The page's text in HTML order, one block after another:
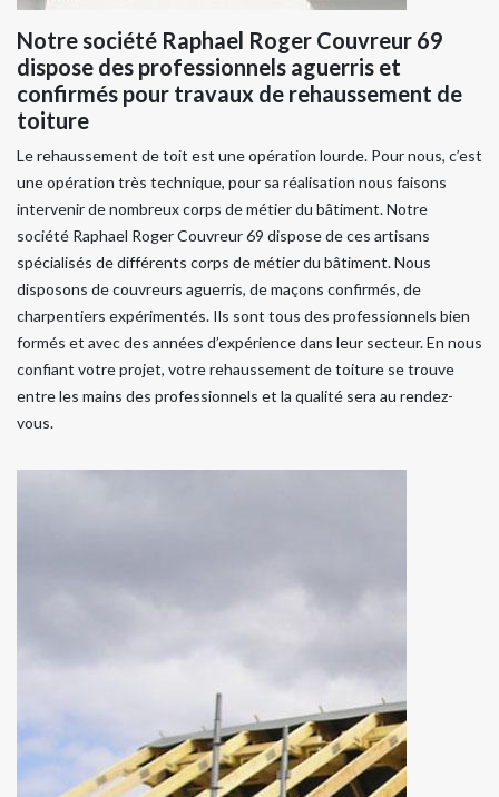
Notre société Raphael Roger Couvreur 69
dispose des professionnels aguerris et
confirmés pour travaux de rehaussement de
toiture
Le rehaussement de toit est une opération lourde. Pour nous, c’est
une opération très technique, pour sa réalisation nous faisons
intervenir de nombreux corps de métier du bâtiment. Notre
société Raphael Roger Couvreur 69 dispose de ces artisans
spécialisés de différents corps de métier du bâtiment. Nous
disposons de couvreurs aguerris, de maçons confirmés, de
charpentiers expérimentés. Ils sont tous des professionnels bien
formés et avec des années d’expérience dans leur secteur. En nous
confiant votre projet, votre rehaussement de toiture se trouve
entre les mains des professionnels et la qualité sera au rendez-
vous.